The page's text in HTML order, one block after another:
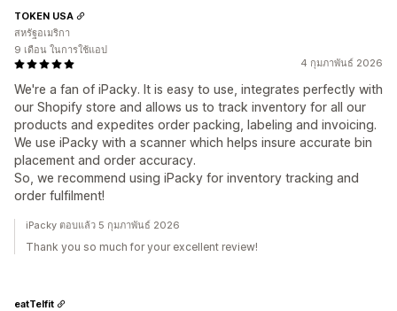
4 กุมภาพันธ์ 2026
We're a fan of iPacky. It is easy to use, integrates perfectly with
our Shopify store and allows us to track inventory for all our
products and expedites order packing, labeling and invoicing.
We use iPacky with a scanner which helps insure accurate bin
placement and order accuracy.
So, we recommend using iPacky for inventory tracking and
order fulfilment!
TOKEN USA
สหรัฐอเมริกา
9 เดือน ในการใช้แอป
iPacky ตอบแล้ว 5 กุมภาพันธ์ 2026
Thank you so much for your excellent review!
eatTelfit